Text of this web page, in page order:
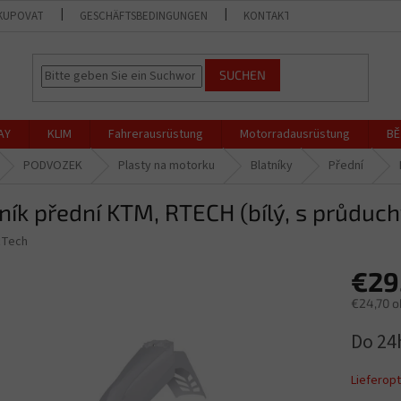
GESCHÄFTSBEDINGUNGEN KONTAKT
SUCHEN
KLIM Fahrerausrüstung Motorradausrüstung
PODVOZEK Plasty na motorku Blatníky Přední
přední KTM, RTECH (bílý, s
€24,70
Do